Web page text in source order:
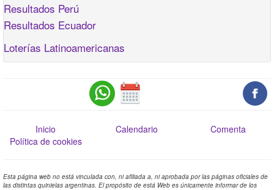
Resultados Perú
Resultados Ecuador
Loterías Latinoamericanas
Inicio Calendario
Comenta
Política de cookies
Esta página web no está vinculada con, ni afiliada a, ni aprobada por las páginas oficiales de
las distintas quinielas argentinas. El propósito de está Web es únicamente informar de los